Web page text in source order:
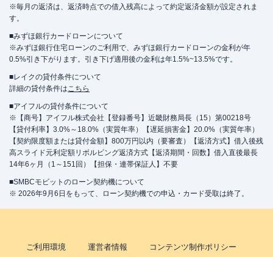
※毎月の返済は、返済時点での借入残高によって約定返済金額が設定されま
す。
■みずほ銀行カードローンについて
※みずほ銀行住宅ローンのご利用で、みずほ銀行カードローンの金利が年
0.5%引き下がります。引き下げ適用後の金利は年1.5%~13.5%です。
■レイクの貸付条件について
詳細の貸付条件はこちら
■アイフルの貸付条件について
※【商号】アイフル株式会社【登録番号】近畿財務局長（15）第00218号
【貸付利率】3.0%～18.0%（実質年率）【遅延損害金】20.0%（実質年率）
【契約限度額または貸付金額】800万円以内（要審査）【返済方式】借入後残
高スライド元利定額リボルビング返済方式【返済期間・回数】借入直後最長
14年6ヶ月（1～151回）【担保・連帯保証人】不要
■SMBCモビットのローン契約機について
※ 2026年9月6日をもって、ローン契約機での申込・カード受取は終了。
ご利用環境 運営者情報
コンテンツ制作ポリシー